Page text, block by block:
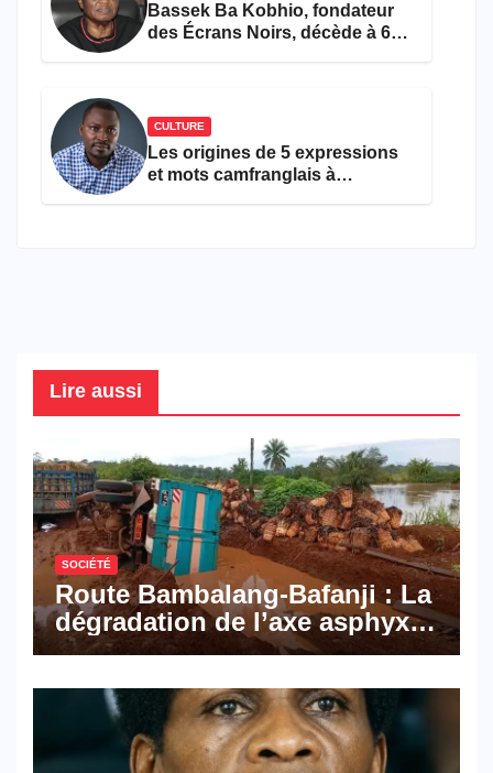
Bassek Ba Kobhio, fondateur
des Écrans Noirs, décède à 69
CULTURE
Les origines de 5 expressions
et mots camfranglais à
Lire aussi
SOCIÉTÉ
Route Bambalang-Bafanji : La
dégradation de l’axe asphyxie
les activités économiques